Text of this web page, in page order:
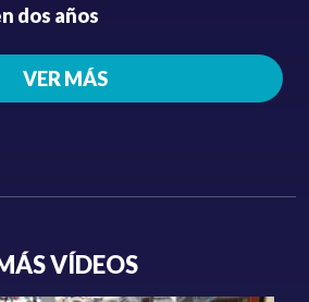
dos años
VER MÁS
VÍDEOS